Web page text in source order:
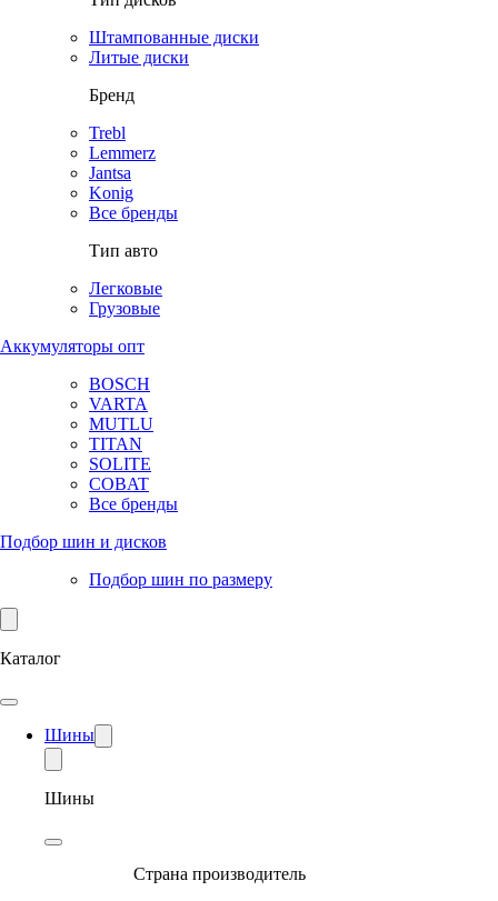
Штампованные диски
Литые диски
Бренд
Trebl
Lemmerz
Jantsa
Konig
Все бренды
Тип авто
Легковые
Грузовые
Аккумуляторы опт
BOSCH
VARTA
MUTLU
TITAN
SOLITE
COBAT
Все бренды
Подбор шин и дисков
Подбор шин по размеру
Каталог
Шины
Шины
Страна производитель